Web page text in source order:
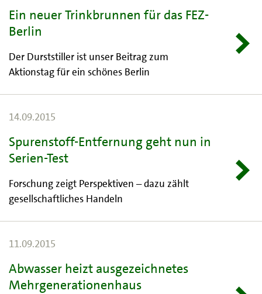
Ein neuer Trinkbrunnen für das FEZ-
Berlin
Der Durststiller ist unser Beitrag zum
Aktionstag für ein schönes Berlin
14.09.2015
Spurenstoff-Entfernung geht nun in
Serien-Test
Forschung zeigt Perspektiven – dazu zählt
gesellschaftliches Handeln
11.09.2015
Abwasser heizt ausgezeichnetes
Mehrgenerationenhaus